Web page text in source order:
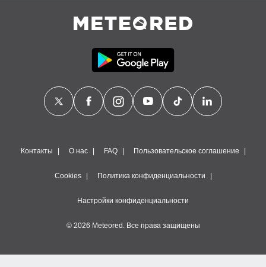
Контакты О нас FAQ Пользовательское соглашение
Cookies Политика конфиденциальности
Настройки конфиденциальности
© 2026 Meteored. Все права защищены